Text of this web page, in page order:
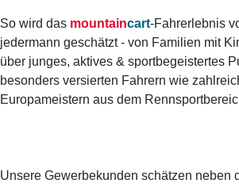
So wird das mountaincart-Fahrerlebnis
jedermann geschätzt - von Familien mit
über junges, aktives & sportbegeistertes
besonders versierten Fahrern wie
Europameistern aus dem
Unsere Gewerbekunden schätzen neben